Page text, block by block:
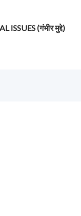
ISSUES (गंभीर मुद्दे)